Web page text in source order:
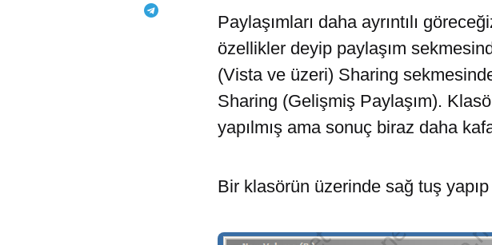
Paylaşımları daha ayrıntılı
özellikler deyip paylaşım
(Vista ve üzeri) Sharing
Sharing (Gelişmiş Paylaşım).
yapılmış ama sonuç biraz daha
Bir klasörün üzerinde sağ tuş